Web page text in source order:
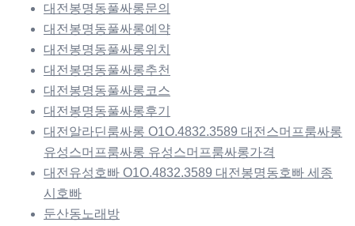
대전봉명동풀싸롱문의
대전봉명동풀싸롱예약
대전봉명동풀싸롱위치
대전봉명동풀싸롱추천
대전봉명동풀싸롱코스
대전봉명동풀싸롱후기
대전알라딘룸싸롱 O1O.4832.3589 대전스머프룸싸롱
유성스머프룸싸롱 유성스머프룸싸롱가격
대전유성호빠 O1O.4832.3589 대전봉명동호빠 세종
시호빠
둔산동노래방